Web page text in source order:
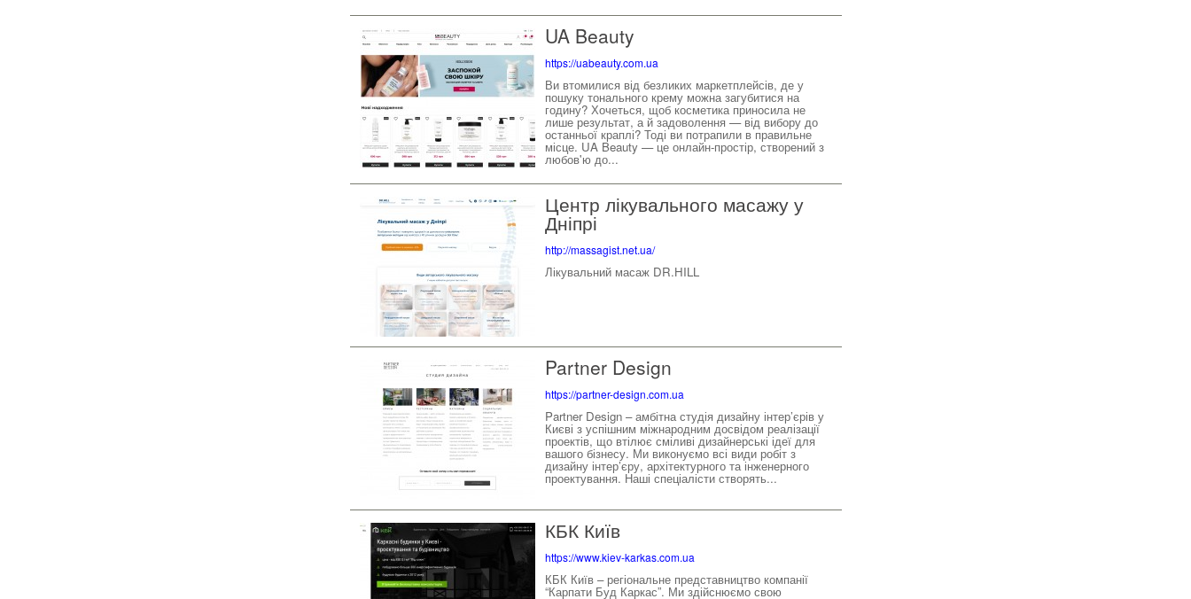
UA Beauty
https://uabeauty.com.ua
Ви втомилися від безликих маркетплейсів, де у
пошуку тонального крему можна загубитися на
годину? Хочеться, щоб косметика приносила не
лише результат, а й задоволення — від вибору до
останньої краплі? Тоді ви потрапили в правильне
місце. UA Beauty — це онлайн-простір, створений з
любов'ю до...
Центр лікувального масажу у
Дніпрі
http://massagist.net.ua/
Лікувальний масаж DR.HILL
Partner Design
https://partner-design.com.ua
Partner Design – амбітна студія дизайну інтер’єрів у
Києві з успішним міжнародним досвідом реалізації
проектів, що втілює сміливі дизайнерські ідеї для
вашого бізнесу. Ми виконуємо всі види робіт з
дизайну інтер’єру, архітектурного та інженерного
проектування. Наші спеціалісти створять...
КБК Київ
https://www.kiev-karkas.com.ua
КБК Київ – регіональне представництво компанії
“Карпати Буд Каркас”. Ми здійснюємо свою